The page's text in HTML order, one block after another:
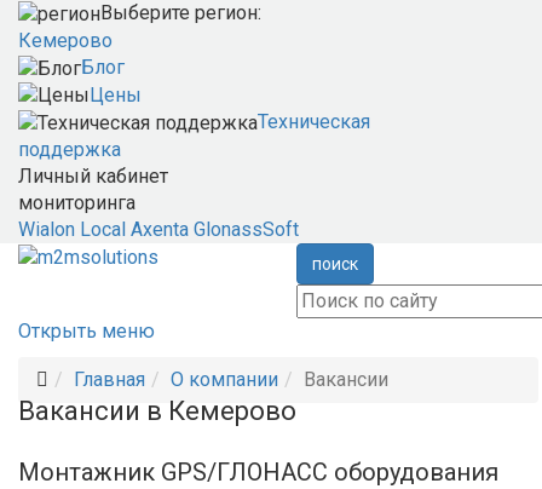
Выберите регион:
Кемерово
Блог
Цены
Техническая
поддержка
Личный кабинет
мониторинга
Wialon Local Axenta GlonassSoft
поиск
Открыть меню
Главная О компании Вакансии
Вакансии в Кемерово
Монтажник GPS/ГЛОНАСС оборудования